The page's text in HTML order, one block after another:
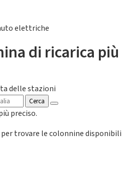
elettriche
di ricarica più
delle stazioni
Cerca
preciso.
trovare le colonnine disponibili